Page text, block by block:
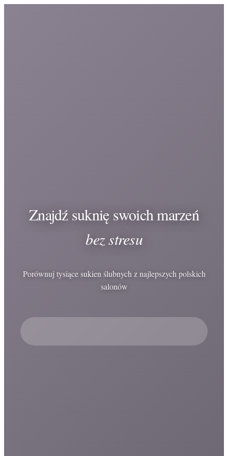
Znajdź suknię swoich marzeń
bez stresu
Porównuj tysiące sukien ślubnych z najlepszych polskich
salonów